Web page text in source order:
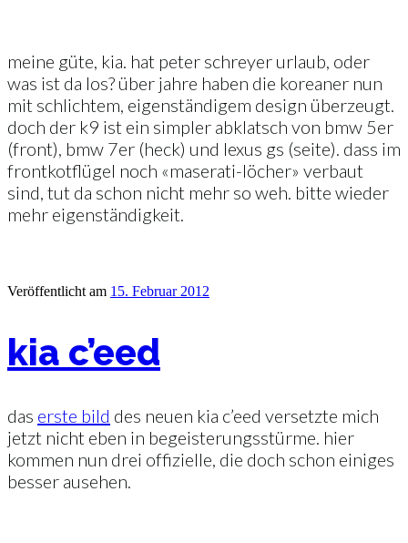
meine güte, kia. hat peter schreyer urlaub, oder
was ist da los? über jahre haben die koreaner nun
mit schlichtem, eigenständigem design überzeugt.
doch der k9 ist ein simpler abklatsch von bmw 5er
(front), bmw 7er (heck) und lexus gs (seite). dass im
frontkotflügel noch «maserati-löcher» verbaut
sind, tut da schon nicht mehr so weh. bitte wieder
mehr eigenständigkeit.
Veröffentlicht am 15. Februar 2012
kia c’eed
das erste bild des neuen kia c’eed versetzte mich
jetzt nicht eben in begeisterungsstürme. hier
kommen nun drei offizielle, die doch schon einiges
besser ausehen.